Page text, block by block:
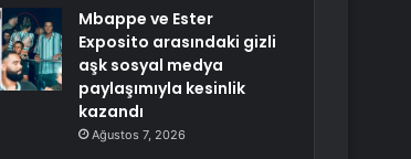
Mbappe ve Ester
Exposito arasındaki gizli
aşk sosyal medya
paylaşımıyla kesinlik
kazandı
Ağustos 7, 2026